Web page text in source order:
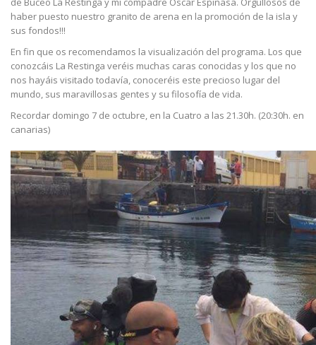
haber puesto nuestro granito de arena en la promoción de la isla y
sus fondos!!!
En fin que os recomendamos la visualización del programa. Los que
conozcáis La Restinga veréis muchas caras conocidas y los que no
nos hayáis visitado todavía, conoceréis este precioso lugar del
mundo, sus maravillosas gentes y su filosofía de vida.
Recordar domingo 7 de octubre, en la Cuatro a las 21.30h. (20:30h. en
canarias)